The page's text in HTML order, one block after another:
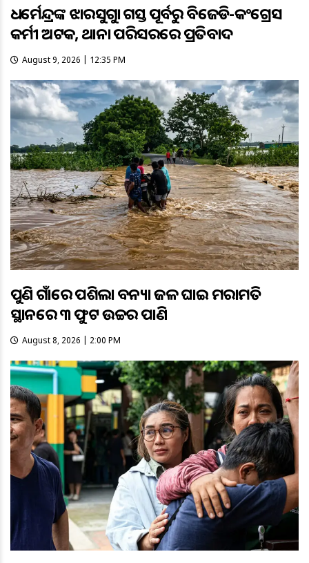
ଧର୍ମେନ୍ଦ୍ରଙ୍କ ଝାରସୁଗୁଡ଼ା ଗସ୍ତ ପୂର୍ବରୁ ବିଜେଡି-କଂଗ୍ରେସ
କର୍ମୀ ଅଟକ, ଥାନା ପରିସରରେ ପ୍ରତିବାଦ
August 9, 2026 | 12:35 PM
ପୁଣି ଗାଁରେ ପଶିଲା ବନ୍ୟା ଜଳ ଘାଇ ମରାମତି
ସ୍ଥାନରେ ୩ ଫୁଟ ଉଚ୍ଚର ପାଣି
August 8, 2026 | 2:00 PM